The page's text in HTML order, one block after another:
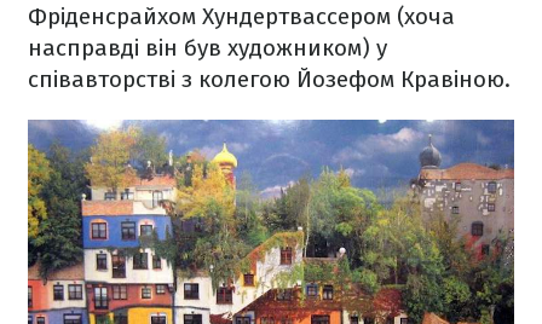
Фріденсрайхом Хундертвассером (хоча
насправді він був художником) у
співавторстві з колегою Йозефом Кравіною.